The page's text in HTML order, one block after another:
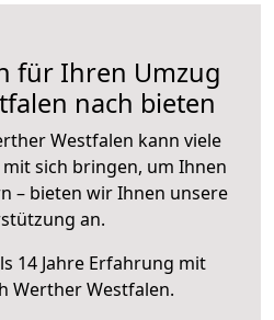
für Ihren Umzug
nach bieten
Westfalen kann viele
sich bringen, um Ihnen
– bieten wir Ihnen unsere
an.
14 Jahre Erfahrung mit
Werther Westfalen.